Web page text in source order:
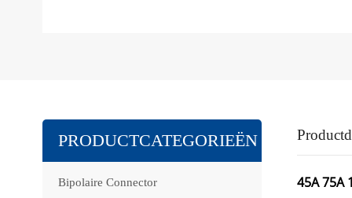
45A 75A
PRODUCTCATEGORIEËN
Bipolaire Connector